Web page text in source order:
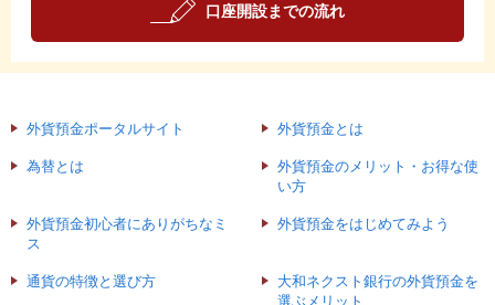
口座開設までの流れ
外貨預金ポータルサイト 外貨預金とは
為替とは
外貨預金のメリット・お得な使
い方
外貨預金初心者にありがちなミ
ス
外貨預金をはじめてみよう
通貨の特徴と選び方
大和ネクスト銀行の外貨預金を
選ぶメリット